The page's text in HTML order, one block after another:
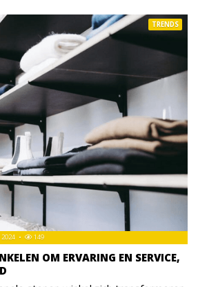
OM ERVARING EN SERVICE,
2024 149
TRENDS